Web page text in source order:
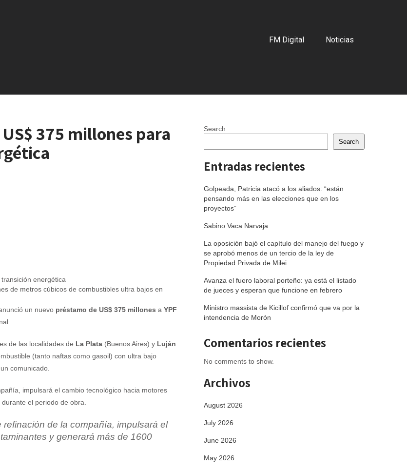
FM Digital Noticias
375 millones para
de metros cúbicos de combustibles ultra bajos en
un nuevo préstamo de US$ 375 millones a YPF
de las localidades de La Plata (Buenos Aires) y Luján
(tanto naftas como gasoil) con ultra bajo
comunicado.
impulsará el cambio tecnológico hacia motores
el periodo de obra.
de la compañía, impulsará el
y generará más de 1600
Search
Search
Entradas recientes
Golpeada, Patricia atacó a los aliados: “están
pensando más en las elecciones que en los
proyectos”
Sabino Vaca Narvaja
La oposición bajó el capítulo del manejo del fuego y
se aprobó menos de un tercio de la ley de
Propiedad Privada de Milei
Avanza el fuero laboral porteño: ya está el listado
de jueces y esperan que funcione en febrero
Ministro massista de Kicillof confirmó que va por la
intendencia de Morón
Comentarios recientes
No comments to show.
Archivos
August 2026
July 2026
June 2026
May 2026